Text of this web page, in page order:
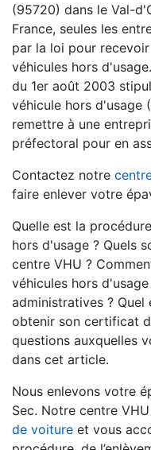
(95720) dans le Val-
France, seules les
par la loi pour
véhicules hors
du 1er août 2003
véhicule hors d'usage
remettre à une
préfectoral pour en
Contactez notre
faire enlever votre
Quelle est la
hors d'usage ? Quels
centre VHU ?
véhicules hors
administratives ?
obtenir son certificat
questions auxquelles
dans cet article.
Nous enlevons votre
Sec. Notre centre
de voiture et vous